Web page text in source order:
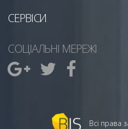
СЕРВІСИ
СОЦІАЛЬНІ МЕРЕЖІ
Всі права